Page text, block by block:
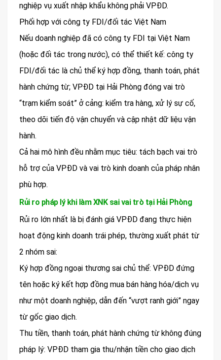
nghiệp vụ xuất nhập khẩu không phải VPĐD.
Phối hợp với công ty FDI/đối tác Việt Nam
Nếu doanh nghiệp đã có công ty FDI tại Việt Nam
(hoặc đối tác trong nước), có thể thiết kế: công ty
FDI/đối tác là chủ thể ký hợp đồng, thanh toán, phát
hành chứng từ; VPĐD tại Hải Phòng đóng vai trò
“trạm kiểm soát” ở cảng: kiểm tra hàng, xử lý sự cố,
theo dõi tiến độ vận chuyển và cập nhật dữ liệu vận
hành.
Cả hai mô hình đều nhằm mục tiêu: tách bạch vai trò
hỗ trợ của VPĐD và vai trò kinh doanh của pháp nhân
phù hợp.
Rủi ro pháp lý khi làm XNK sai vai trò tại Hải Phòng
Rủi ro lớn nhất là bị đánh giá VPĐD đang thực hiện
hoạt động kinh doanh trái phép, thường xuất phát từ
2 nhóm sai:
Ký hợp đồng ngoại thương sai chủ thể: VPĐD đứng
tên hoặc ký kết hợp đồng mua bán hàng hóa/dịch vụ
như một doanh nghiệp, dẫn đến “vượt ranh giới” ngay
từ gốc giao dịch.
Thu tiền, thanh toán, phát hành chứng từ không đúng
pháp lý: VPĐD tham gia thu/nhận tiền cho giao dịch